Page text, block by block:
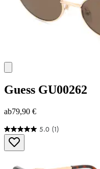
Guess GU00262
ab79,90 €
5.0 (1)
5.0
von
5